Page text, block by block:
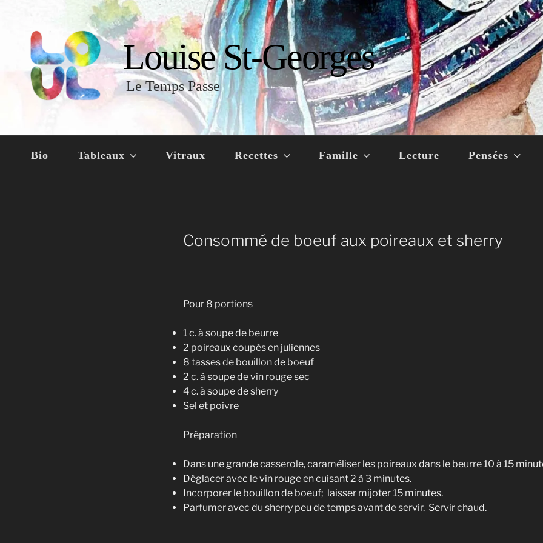
Louise St-Georges
Le Temps Passe
Bio Tableaux Vitraux Recettes Famille Lecture Pensées
Consommé de boeuf aux poireaux et sherry
Pour 8 portions
1 c. à soupe de beurre
2 poireaux coupés en juliennes
8 tasses de bouillon de boeuf
2 c. à soupe de vin rouge sec
4 c. à soupe de sherry
Sel et poivre
Préparation
Dans une grande casserole, caraméliser les poireaux dans le beurre 10 à 15
Déglacer avec le vin rouge en cuisant 2 à 3 minutes.
Incorporer le bouillon de boeuf; laisser mijoter 15 minutes.
Parfumer avec du sherry peu de temps avant de servir. Servir chaud.